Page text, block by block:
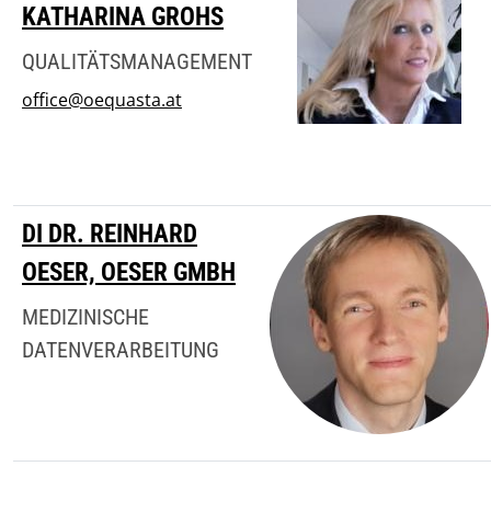
KATHARINA GROHS
QUALITÄTSMANAGEMENT
office@oequasta.at
DI DR. REINHARD
OESER, OESER GMBH
MEDIZINISCHE
DATENVERARBEITUNG